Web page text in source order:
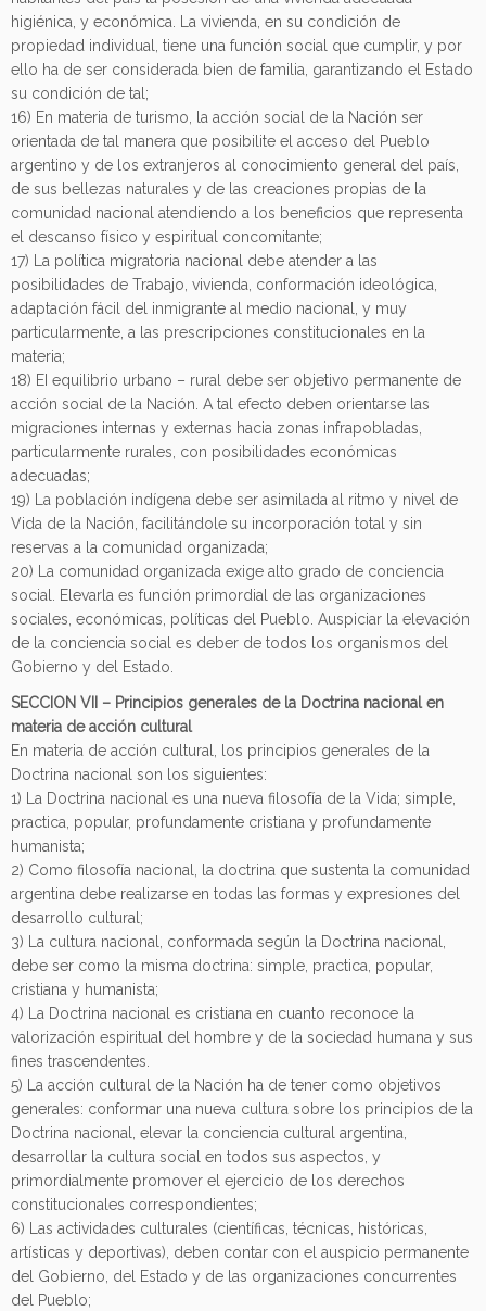
higiénica, y económica. La vivienda, en su condición de
propiedad individual, tiene una función social que cumplir, y por
ello ha de ser considerada bien de familia, garantizando el Estado
su condición de tal;
16) En materia de turismo, la acción social de la Nación ser
orientada de tal manera que posibilite el acceso del Pueblo
argentino y de los extranjeros al conocimiento general del país,
de sus bellezas naturales y de las creaciones propias de la
comunidad nacional atendiendo a los beneficios que representa
el descanso físico y espiritual concomitante;
17) La política migratoria nacional debe atender a las
posibilidades de Trabajo, vivienda, conformación ideológica,
adaptación fácil del inmigrante al medio nacional, y muy
particularmente, a las prescripciones constitucionales en la
materia;
18) EI equilibrio urbano – rural debe ser objetivo permanente de
acción social de la Nación. A tal efecto deben orientarse las
migraciones internas y externas hacia zonas infrapobladas,
particularmente rurales, con posibilidades económicas
adecuadas;
19) La población indígena debe ser asimilada al ritmo y nivel de
Vida de la Nación, facilitándole su incorporación total y sin
reservas a la comunidad organizada;
20) La comunidad organizada exige alto grado de conciencia
social. Elevarla es función primordial de las organizaciones
sociales, económicas, políticas del Pueblo. Auspiciar la elevación
de la conciencia social es deber de todos los organismos del
Gobierno y del Estado.
SECCION VII – Principios generales de la Doctrina nacional en
materia de acción cultural
En materia de acción cultural, los principios generales de la
Doctrina nacional son los siguientes:
1) La Doctrina nacional es una nueva filosofía de la Vida; simple,
practica, popular, profundamente cristiana y profundamente
humanista;
2) Como filosofía nacional, la doctrina que sustenta la comunidad
argentina debe realizarse en todas las formas y expresiones del
desarrollo cultural;
3) La cultura nacional, conformada según la Doctrina nacional,
debe ser como la misma doctrina: simple, practica, popular,
cristiana y humanista;
4) La Doctrina nacional es cristiana en cuanto reconoce la
valorización espiritual del hombre y de la sociedad humana y sus
fines trascendentes.
5) La acción cultural de la Nación ha de tener como objetivos
generales: conformar una nueva cultura sobre los principios de la
Doctrina nacional, elevar la conciencia cultural argentina,
desarrollar la cultura social en todos sus aspectos, y
primordialmente promover el ejercicio de los derechos
constitucionales correspondientes;
6) Las actividades culturales (científicas, técnicas, históricas,
artísticas y deportivas), deben contar con el auspicio permanente
del Gobierno, del Estado y de las organizaciones concurrentes
del Pueblo;